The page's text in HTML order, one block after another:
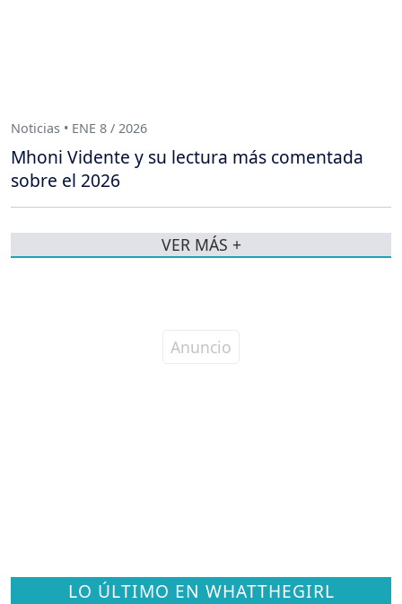
LO ÚLTIMO EN WHATTHEGIRL
Noticias • ENE 8 / 2026
Mhoni Vidente y su lectura más comentada
sobre el 2026
VER MÁS +